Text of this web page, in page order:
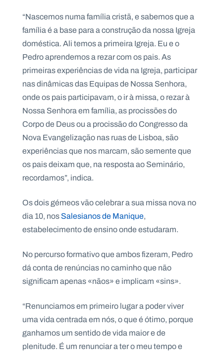
“Nascemos numa família cristã, e sabemos que a
família é a base para a construção da nossa Igreja
doméstica. Ali temos a primeira Igreja. Eu e o
Pedro aprendemos a rezar com os pais. As
primeiras experiências de vida na Igreja, participar
nas dinâmicas das Equipas de Nossa Senhora,
onde os pais participavam, o ir à missa, o rezar à
Nossa Senhora em família, as procissões do
Corpo de Deus ou a procissão do Congresso da
Nova Evangelização nas ruas de Lisboa, são
experiências que nos marcam, são semente que
os pais deixam que, na resposta ao Seminário,
recordamos”, indica.
Os dois gémeos vão celebrar a sua missa nova no
dia 10, nosSalesianos de Manique,
estabelecimento de ensino onde estudaram.
No percurso formativo que ambos fizeram, Pedro
dá conta de renúncias no caminho que não
significam apenas «nãos» e implicam «sins».
“Renunciamos em primeiro lugar a poder viver
uma vida centrada em nós, o que é ótimo, porque
ganhamos um sentido de vida maior e de
plenitude. É um renunciar a ter o meu tempo e